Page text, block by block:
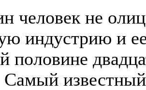
человек не
индустрию и
половине
Самый